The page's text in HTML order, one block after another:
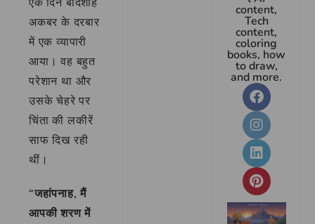
अकबर के दरबार
में एक व्यापारी
आया। वह बहुत
परेशान था और
उसके चेहरे पर
चिंता की लकीरें
साफ दिख रही
थीं।
“जहांपनाह, मैं
आपकी शरण में
content,
Tech
content,
coloring
books, how
to draw,
and more.